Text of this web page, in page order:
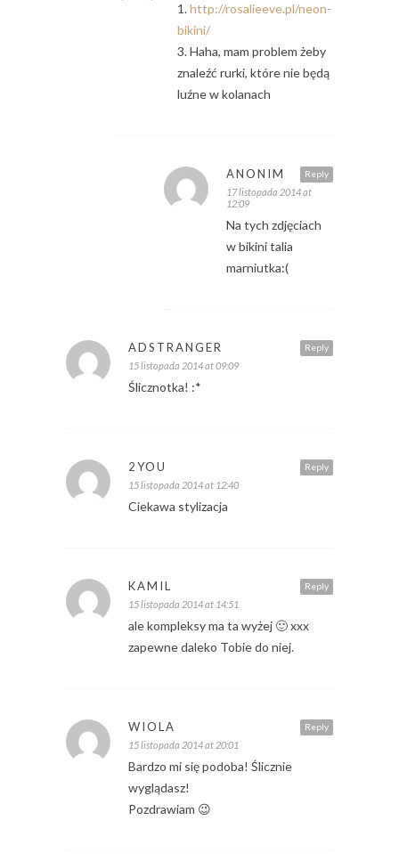
1.http://rosalieeve.pl/neon-
bikini/
3. Haha, mam problem żeby
znaleźć rurki, które nie będą
luźne w kolanach
Reply
ANONIM
17 listopada 2014 at
12:09
Na tych zdjęciach
w bikini talia
marniutka:(
Reply
ADSTRANGER
15 listopada 2014 at 09:09
Ślicznotka! :*
Reply
2YOU
15 listopada 2014 at 12:40
Ciekawa stylizacja
Reply
KAMIL
15 listopada 2014 at 14:51
ale kompleksy ma ta wyżej 🙂 xxx
zapewne daleko Tobie do niej.
Reply
WIOLA
15 listopada 2014 at 20:01
Bardzo mi się podoba! Ślicznie
wyglądasz!
Pozdrawiam 😉